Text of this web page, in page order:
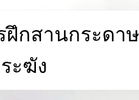
กสานกระดา
ะฆัง